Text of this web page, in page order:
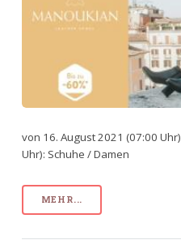
von 16. August 2021 (07:00
Uhr): Schuhe / Damen
MEHR...